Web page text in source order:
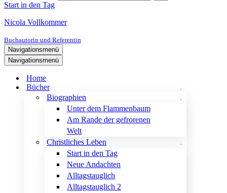
Start in den Tag
Nicola Vollkommer
Buchautorin und Referentin
Navigationsmenü
Navigationsmenü
Home
Bücher
Biographien
Unter dem Flammenbaum
Am Rande der gefrorenen
Welt
Christliches Leben
Start in den Tag
Neue Andachten
Alltagstauglich
Alltagstauglich 2